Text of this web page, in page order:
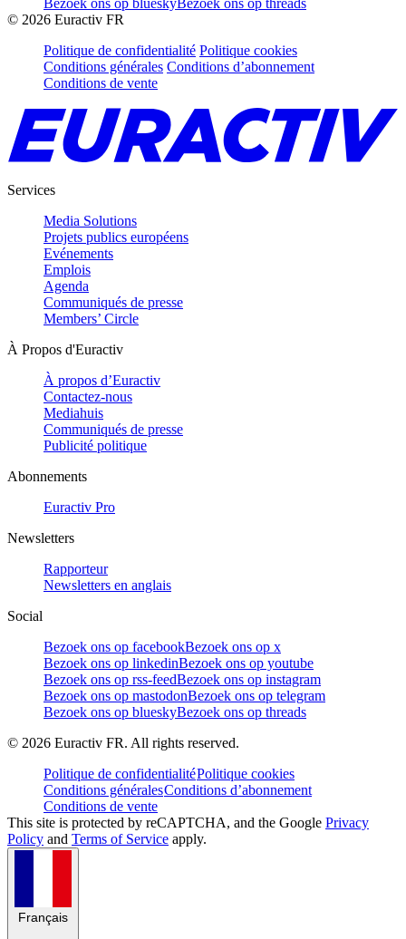
Bezoek ons op blueskyBezoek ons op threads
© 2026 Euractiv FR
Politique de confidentialité Politique cookies
Conditions générales Conditions d’abonnement
Conditions de vente
Services
Media Solutions
Projets publics européens
Evénements
Emplois
Agenda
Communiqués de presse
Members’ Circle
À Propos d'Euractiv
À propos d’Euractiv
Contactez-nous
Mediahuis
Communiqués de presse
Publicité politique
Abonnements
Euractiv Pro
Newsletters
Rapporteur
Newsletters en anglais
Social
Bezoek ons op facebookBezoek ons op x
Bezoek ons op linkedinBezoek ons op youtube
Bezoek ons op rss-feedBezoek ons op instagram
Bezoek ons op mastodonBezoek ons op telegram
Bezoek ons op blueskyBezoek ons op threads
© 2026 Euractiv FR. All rights reserved.
Politique de confidentialitéPolitique cookies
Conditions généralesConditions d’abonnement
Conditions de vente
This site is protected by reCAPTCHA, and the Google Privacy
Policy and Terms of Service apply.
Français